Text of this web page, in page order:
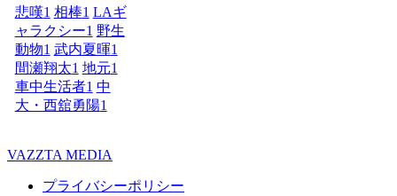
悲嘆1 相棒1 LAギ
ャラクシー1 野生
動物1 武内夏暉1
間瀬翔太1 地元1
車中生活者1 中
大・西舘勇陽1
VAZZTA MEDIA
プライバシーポリシー